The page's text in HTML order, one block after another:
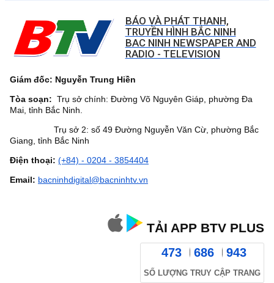
BÁO VÀ PHÁT THANH,
TRUYỀN HÌNH BẮC NINH
BAC NINH NEWSPAPER AND
RADIO - TELEVISION
Giám đốc: Nguyễn Trung Hiền
Tòa soạn: Trụ sở chính: Đường Võ Nguyên Giáp, phường Đa
Mai, tỉnh Bắc Ninh.
Trụ sở 2: số 49 Đường Nguyễn Văn Cừ, phường Bắc
Giang, tỉnh Bắc Ninh
Điện thoại: (+84) - 0204 - 3854404
Email: bacninhdigital@bacninhtv.vn
TẢI APP BTV PLUS
473 686 943
SỐ LƯỢNG TRUY CẬP TRANG